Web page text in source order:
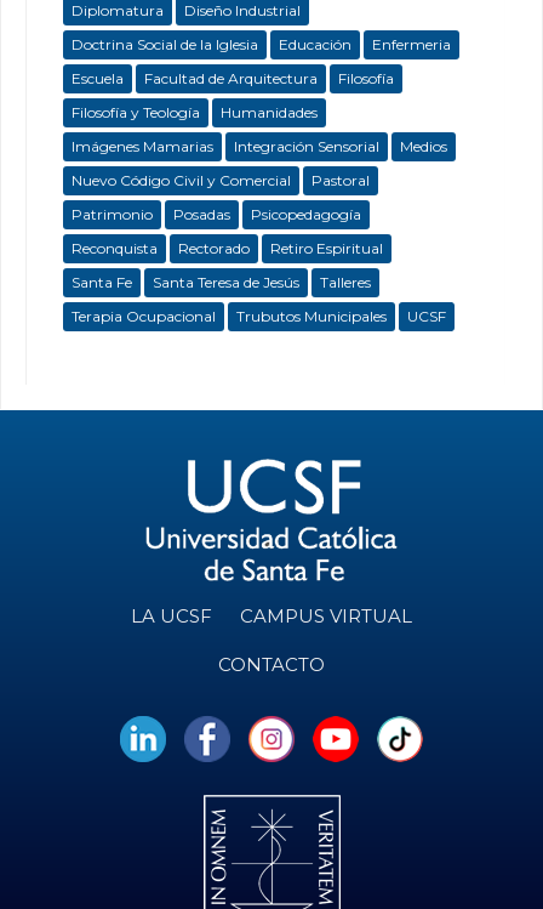
Diplomatura
Diseño Industrial
Doctrina Social de la Iglesia
Educación
Enfermeria
Escuela
Facultad de Arquitectura
Filosofía
Filosofía y Teología
Humanidades
Imágenes Mamarias
Integración Sensorial
Medios
Nuevo Código Civil y Comercial
Pastoral
Patrimonio
Posadas
Psicopedagogía
Reconquista
Rectorado
Retiro Espiritual
Santa Fe
Santa Teresa de Jesús
Talleres
Terapia Ocupacional
Trubutos Municipales UCSF
LA UCSF CAMPUS VIRTUAL
CONTACTO